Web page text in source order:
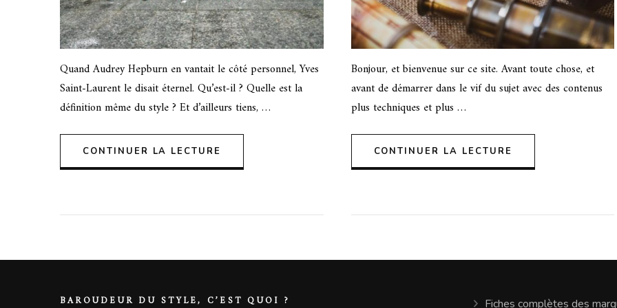
Quand Audrey Hepburn en vantait le côté personnel, Yves
Saint-Laurent le disait éternel. Qu’est-il ? Quelle est la
définition même du style ? Et d’ailleurs tiens, …
CONTINUER LA LECTURE
Bonjour, et bienvenue sur ce site. Avant toute chose, et
avant de démarrer dans le vif du sujet avec des contenus
plus techniques et plus …
CONTINUER LA LECTURE
BAROUDEUR DU STYLE, C’EST QUOI ? Fiches complètes des